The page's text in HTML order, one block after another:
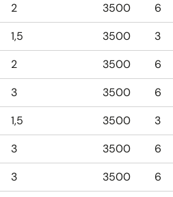
2 3500 6
1,5 3500 3
2 3500 6
3 3500 6
1,5 3500 3
3 3500 6
3 3500 6